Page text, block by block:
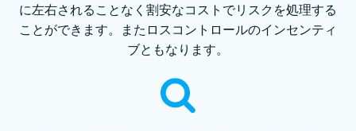
に左右されることなく割安なコストでリスクを処理する
ことができます。またロスコントロールのインセンティ
ブともなります。